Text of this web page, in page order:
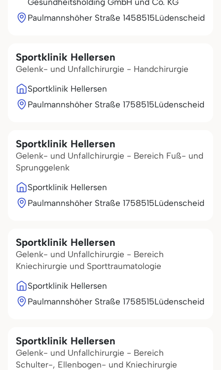
Gesundheitsholding GmbH und Co. KG
Paulmannshöher Straße 1458515Lüdenscheid
Sportklinik Hellersen
Gelenk- und Unfallchirurgie - Handchirurgie
Sportklinik Hellersen
Paulmannshöher Straße 1758515Lüdenscheid
Sportklinik Hellersen
Gelenk- und Unfallchirurgie - Bereich Fuß- und
Sprunggelenk
Sportklinik Hellersen
Paulmannshöher Straße 1758515Lüdenscheid
Sportklinik Hellersen
Gelenk- und Unfallchirurgie - Bereich
Kniechirurgie und Sporttraumatologie
Sportklinik Hellersen
Paulmannshöher Straße 1758515Lüdenscheid
Sportklinik Hellersen
Gelenk- und Unfallchirurgie - Bereich
Schulter-, Ellenbogen- und Kniechirurgie